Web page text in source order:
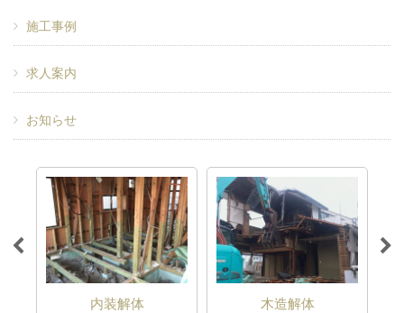
施工事例
求人案内
お知らせ
内装解体 木造解体